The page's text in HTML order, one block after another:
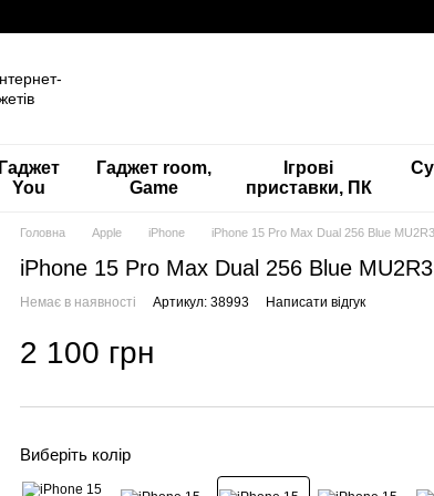
Гаджет
You
Гаджет room,
Game
Ігрові
приставки, ПК
Головна Apple iPhone iPhone 15 Pro Max Dual 256 Blue MU2R3
iPhone 15 Pro Max Dual 256 Blue MU2R3
Немає в наявності Артикул: 38993 Написати відгук
2 100 грн
Виберіть колір